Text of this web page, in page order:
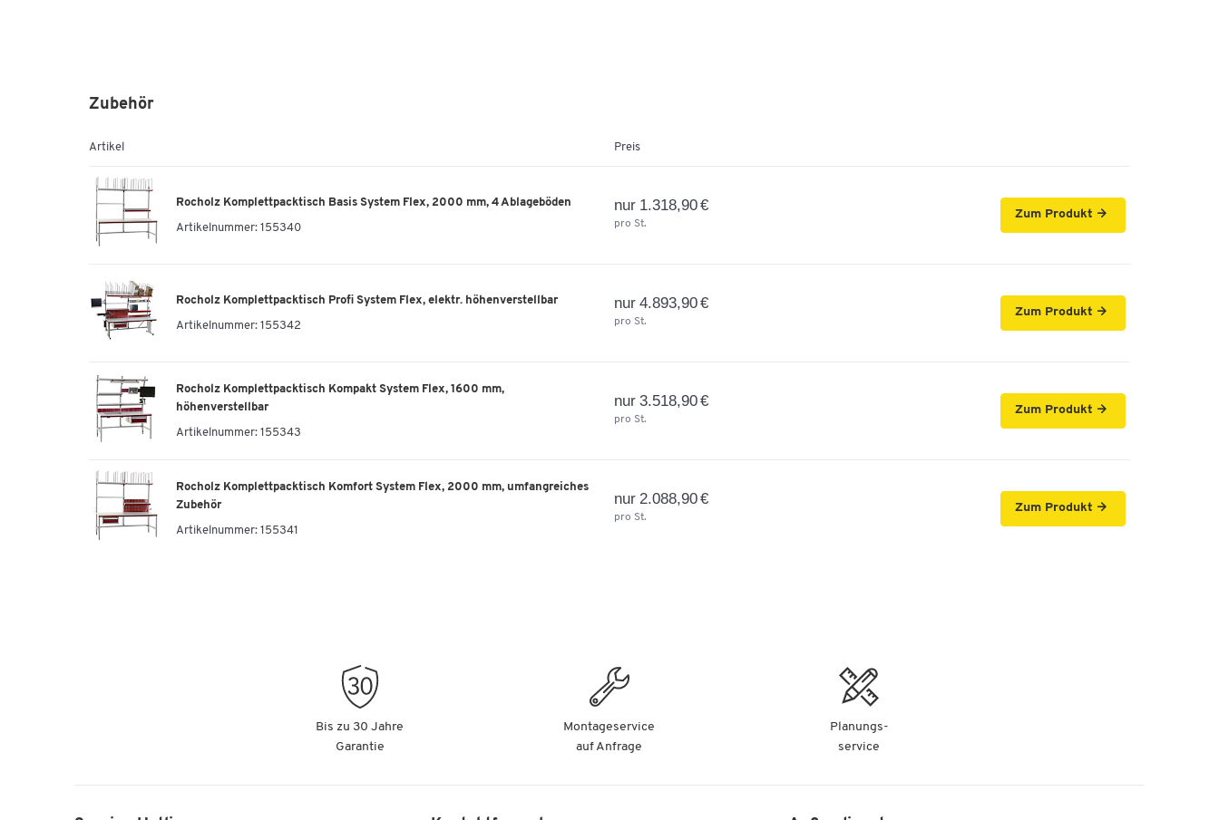
Zubehör
Artikel Preis
Rocholz Komplettpacktisch Basis System Flex, 2000 mm, 4 Ablageböden
Artikelnummer: 155340
nur 1.318,90 €
pro St.
Zum Produkt
Rocholz Komplettpacktisch Profi System Flex, elektr. höhenverstellbar
Artikelnummer: 155342
nur 4.893,90 €
pro St.
Zum Produkt
Rocholz Komplettpacktisch Kompakt System Flex, 1600 mm,
höhenverstellbar
Artikelnummer: 155343
nur 3.518,90 €
pro St.
Zum Produkt
Rocholz Komplettpacktisch Komfort System Flex, 2000 mm, umfangreiches
Zubehör
Artikelnummer: 155341
nur 2.088,90 €
pro St.
Zum Produkt
Bis zu 30 Jahre
Garantie
Montageservice
auf Anfrage
Planungs-
service